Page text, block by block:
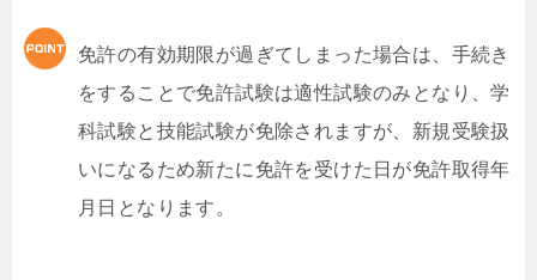
免許の有効期限が過ぎてしまった場合は、手続き
をすることで免許試験は適性試験のみとなり、学
科試験と技能試験が免除されますが、新規受験扱
いになるため新たに免許を受けた日が免許取得年
月日となります。